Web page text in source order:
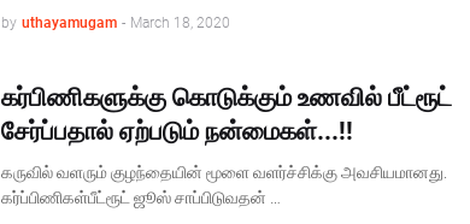
by uthayamugam - March 18, 2020
கர்பிணிகளுக்கு கொடுக்கும் உணவில் பீட்ரூட்
சேர்ப்பதால் ஏற்படும் நன்மைகள்...!!
கருவில் வளரும் குழந்தையின் மூளை வளர்ச்சிக்கு அவசியமானது.
கர்ப்பிணிகள்பீட்ரூட் ஜூஸ் சாப்பிடுவதன் …